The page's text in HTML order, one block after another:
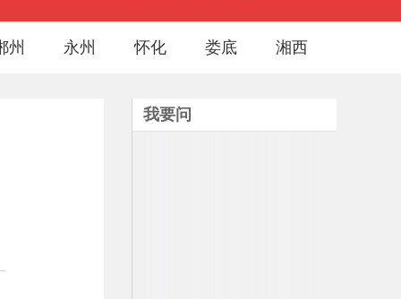
州 永州 怀化 娄底 湘西
我要问